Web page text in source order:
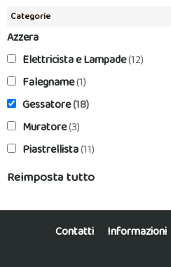
Categorie
Azzera
Elettricista e Lampade(12)
Falegname(1)
Gessatore(18)
Muratore(3)
Piastrellista(11)
Reimposta tutto
Contatti Informazioni